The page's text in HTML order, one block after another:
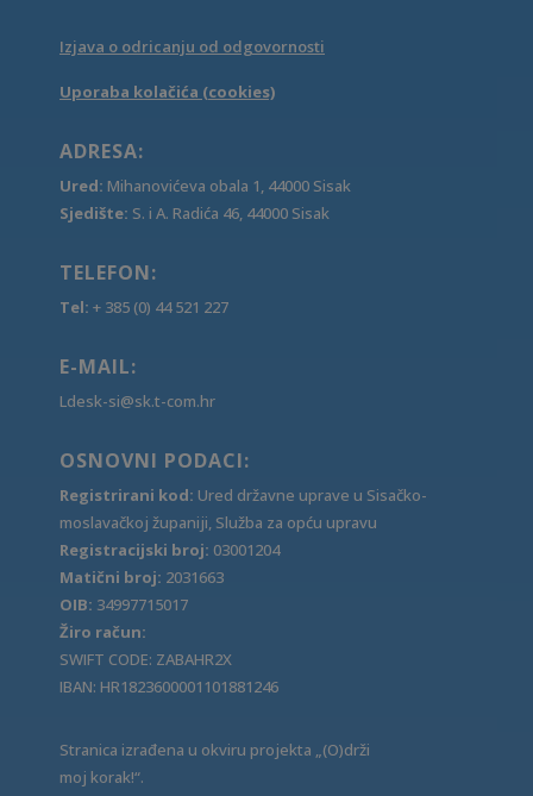
Izjava o odricanju od odgovornosti
Uporaba kolačića (cookies)
ADRESA:
Ured: Mihanovićeva obala 1, 44000 Sisak
Sjedište: S. i A. Radića 46, 44000 Sisak
TELEFON:
Tel: + 385 (0) 44 521 227
E-MAIL:
Ldesk-si@sk.t-com.hr
OSNOVNI PODACI:
Registrirani kod: Ured državne uprave u Sisačko-
moslavačkoj županiji, Služba za opću upravu
Registracijski broj: 03001204
Matični broj: 2031663
OIB: 34997715017
Žiro račun:
SWIFT CODE: ZABAHR2X
IBAN: HR1823600001101881246
Stranica izrađena u okviru projekta „(O)drži
moj korak!“.